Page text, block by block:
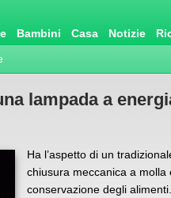
Bambini Casa Notizie
lampada a
Ha l’aspetto di un
chiusura meccanica a
conservazione degli